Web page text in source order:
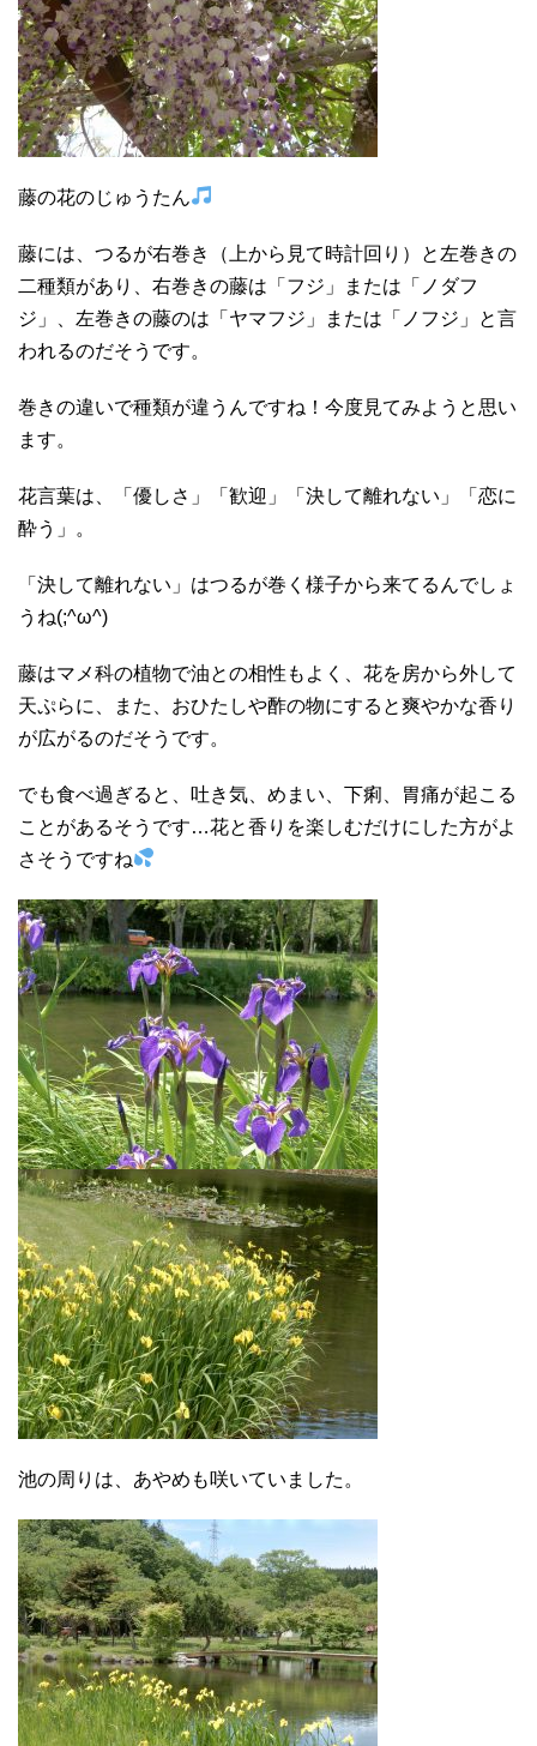
藤の花のじゅうたん
藤には、つるが右巻き（上から見て時計回り）と左巻きの
二種類があり、右巻きの藤は「フジ」または「ノダフ
ジ」、左巻きの藤のは「ヤマフジ」または「ノフジ」と言
われるのだそうです。
巻きの違いで種類が違うんですね！今度見てみようと思い
ます。
花言葉は、「優しさ」「歓迎」「決して離れない」「恋に
酔う」。
「決して離れない」はつるが巻く様子から来てるんでしょ
うね(;^ω^)
藤はマメ科の植物で油との相性もよく、花を房から外して
天ぷらに、また、おひたしや酢の物にすると爽やかな香り
が広がるのだそうです。
でも食べ過ぎると、吐き気、めまい、下痢、胃痛が起こる
ことがあるそうです…花と香りを楽しむだけにした方がよ
さそうですね
池の周りは、あやめも咲いていました。